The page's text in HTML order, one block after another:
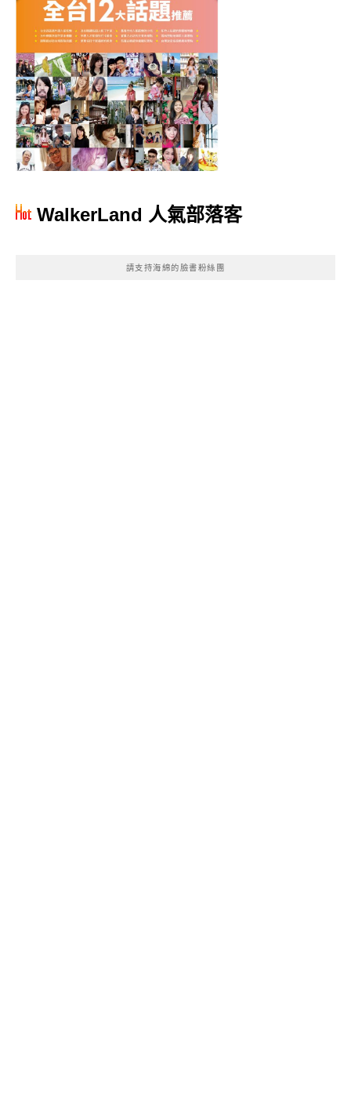
WalkerLand 人氣部落客
請支持海綿的臉書粉絲團